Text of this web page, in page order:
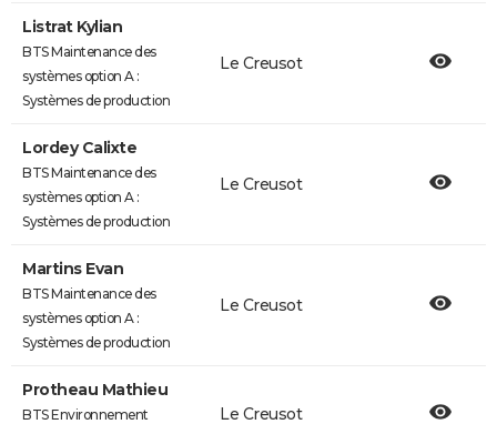
Listrat Kylian
BTS Maintenance des
systèmes option A :
Systèmes de production
Le Creusot
Lordey Calixte
BTS Maintenance des
systèmes option A :
Systèmes de production
Le Creusot
Martins Evan
BTS Maintenance des
systèmes option A :
Systèmes de production
Le Creusot
Protheau Mathieu
BTS Environnement Le Creusot